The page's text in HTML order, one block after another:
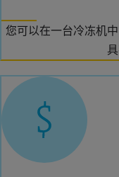
您可以在一台冷冻机